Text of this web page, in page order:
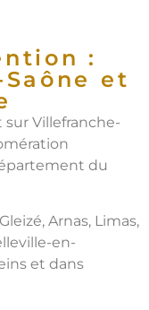
:
et
Villefranche-
du
Arnas, Limas,
en-
et dans